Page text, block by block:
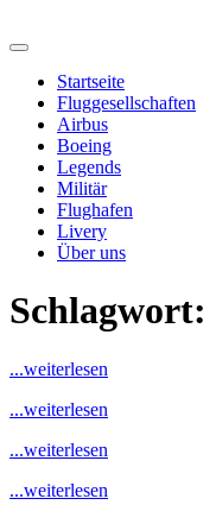
to
Aviation-Pix
Startseite
Fluggesellschaften
Airbus
Boeing
Legends
Militär
Flughafen
Livery
Über uns
Schlagwort:
...weiterlesen
...weiterlesen
...weiterlesen
...weiterlesen